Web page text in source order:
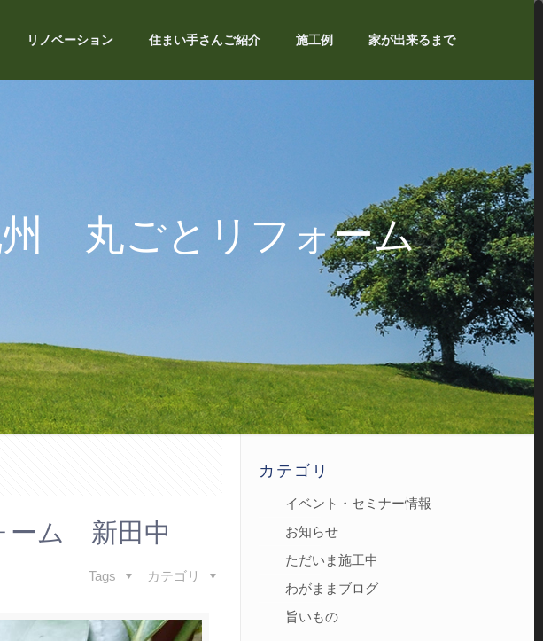
リノベーション 住まい手さんご紹介 施工例 家が出来るまで
丸ごとリフォーム
ム 新田中
カテゴリ
Tags
カテゴリ
イベント・セミナー情報
お知らせ
ただいま施工中
わがままブログ
旨いもの